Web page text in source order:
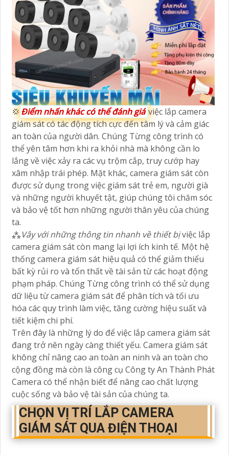
💢 Điểm nhấn khác có thể đánh giáviệc lắp camera
giám sát có tác động tích cực đến tâm lý và cảm giác
an toàn của người dân. Chúng Từng công trình có
thể yên tâm hơn khi ra khỏi nhà mà không cần lo
lắng về việc xảy ra các vụ trộm cắp, truy cướp hay
xâm nhập trái phép. Mặt khác, camera giám sát còn
được sử dụng trong việc giám sát trẻ em, người già
và những người khuyết tật, giúp chúng tôi chăm sóc
và bảo vệ tốt hơn những người thân yêu của chúng
ta.
⁂Vây với những thông tin nhanh về thiết bịviệc lắp
camera giám sát còn mang lại lợi ích kinh tế. Một hệ
thống camera giám sát hiệu quả có thể giảm thiểu
bất kỳ rủi ro và tổn thất về tài sản từ các hoạt động
phạm pháp. Chúng Từng công trình có thể sử dụng
dữ liệu từ camera giám sát để phân tích và tối ưu
hóa các quy trình làm việc, tăng cường hiệu suất và
tiết kiệm chi phí.
Trên đây là những lý do để việc lắp camera giám sát
đang trở nên ngày càng thiết yếu. Camera giám sát
không chỉ nâng cao an toàn an ninh và an toàn cho
cộng đồng mà còn là công cụ Công ty An Thành Phát
Camera có thể nhận biết để nâng cao chất lượng
cuộc sống và bảo vệ tài sản của chúng ta.
CHỌN VỊ TRÍ LẮP CAMERA
GIÁM SÁT QUA ĐIỆN THOẠI